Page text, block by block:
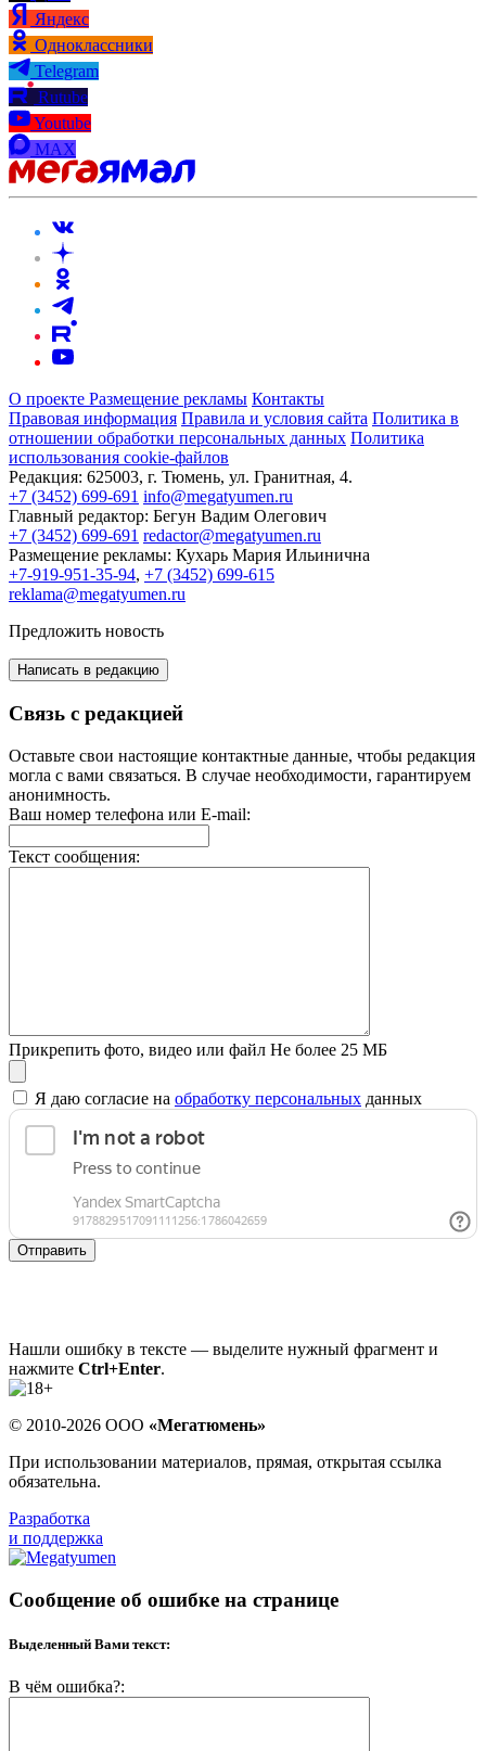
Яндекс
Одноклассники
Telegram
Rutube
Youtube
MAX
О проекте Размещение рекламы Контакты
Правовая информация Правила и условия сайта Политика в
отношении обработки персональных данных Политика
использования cookie-файлов
Редакция: 625003, г. Тюмень, ул. Гранитная, 4.
+7 (3452) 699-691 info@megatyumen.ru
Главный редактор: Бегун Вадим Олегович
+7 (3452) 699-691 redactor@megatyumen.ru
Размещение рекламы: Кухарь Мария Ильинична
+7-919-951-35-94, +7 (3452) 699-615
reklama@megatyumen.ru
Предложить новость
Написать в редакцию
Связь с редакцией
Оставьте свои настоящие контактные данные, чтобы редакция
могла с вами связаться. В случае необходимости, гарантируем
анонимность.
Ваш номер телефона или E-mail:
Текст сообщения:
Прикрепить фото, видео или файл Не более 25 МБ
Я даю согласие на обработку персональных данных
Отправить
Нашли ошибку в тексте — выделите нужный фрагмент и
нажмите Ctrl+Enter.
© 2010-2026 ООО «Мегатюмень»
При использовании материалов, прямая, открытая ссылка
обязательна.
Разработка
и поддержка
Сообщение об ошибке на странице
Выделенный Вами текст:
В чём ошибка?: